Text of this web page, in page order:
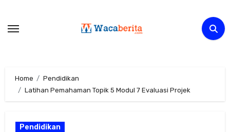
content
Home
Pendidikan
Latihan Pemahaman Topik 5 Modul 7 Evaluasi Projek
Pendidikan